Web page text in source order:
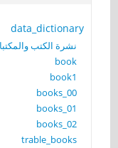
data_dictionary
نشرة الكتب
book
book1
books_00
books_01
books_02
trable_books